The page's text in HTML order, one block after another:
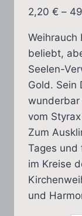
2,20 € –
Weihrauch
beliebt,
Seelen-
Gold. Sein
wunderbar
vom
Zum
Tages und
im Kreise
und